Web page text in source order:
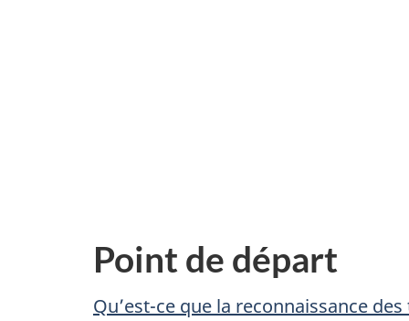
Point de départ
Qu’est-ce que la reconnaissance